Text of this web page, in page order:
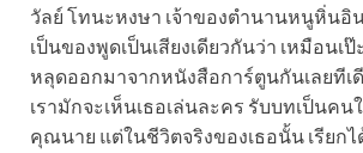
วัลย์ โทนะหงษา เจ้าของตำนานหนูหิ่นอิ
เป็นของพูดเป็นเสียงเดียวกันว่า เหมือนเ
หลุดออกมาจากหนังสือการ์ตูนกันเลยทีเ
เรามักจะเห็นเธอเล่นละคร รับบทเป็น
คุณนาย แต่ในชีวิตจริงของเธอนั้น เรียก